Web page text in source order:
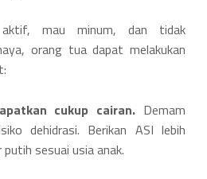
mau minum, dan tidak
orang tua dapat melakukan
cukup cairan. Demam
dehidrasi. Berikan ASI lebih
sesuai usia anak.